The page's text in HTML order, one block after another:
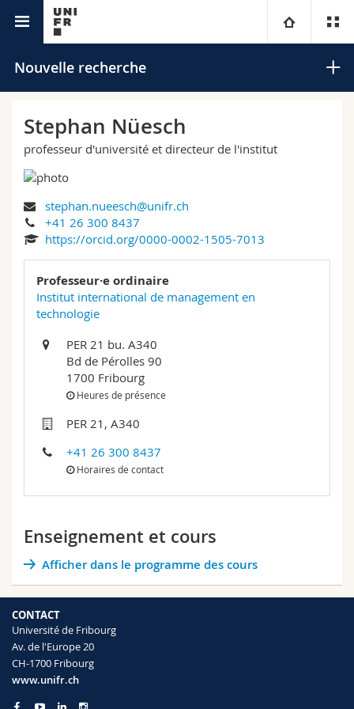
Université
Campus
Université
Formation continue
Théologie
Sciences économiques et sociales et management
Lettres et sciences humaines
Sciences de l'éducation et de la formation
Sciences et médecine
Vous êtes
Etudiants
Médias
Chercheurs
Collaborateurs
Annuaire du personnel
Plan d'accès
Bibliothèques
Webmail
MyUnifr
Nouvelle recherche
Stephan Nüesch
professeur d'université et directeur de l'institut
stephan.nueesch@unifr.ch
+41 26 300 8437
https://orcid.org/0000-0002-1505-7013
Professeur·e ordinaire
Institut international de management en
technologie
PER 21 bu. A340
Bd de Pérolles 90
1700 Fribourg
Heures de présence
PER 21, A340
+41 26 300 8437
Horaires de contact
Enseignement et cours
Afficher dans le programme des cours
CONTACT
Université de Fribourg
Av. de l'Europe 20
CH-1700 Fribourg
www.unifr.ch